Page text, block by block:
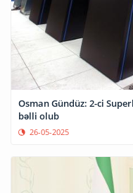
Osman Gündüz: 2-ci
bəlli olub
26-05-2025